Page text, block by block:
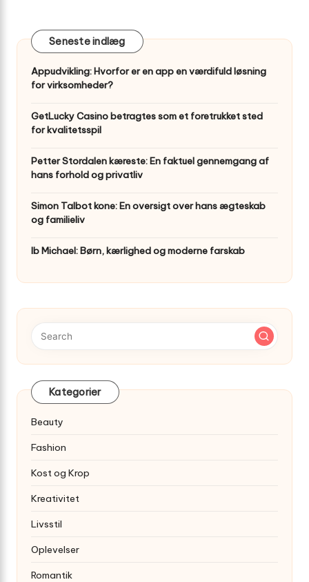
Seneste indlæg
Appudvikling: Hvorfor er en app en værdifuld løsning
for virksomheder?
GetLucky Casino betragtes som et foretrukket sted
for kvalitetsspil
Petter Stordalen kæreste: En faktuel gennemgang af
hans forhold og privatliv
Simon Talbot kone: En oversigt over hans ægteskab
og familieliv
Ib Michael: Børn, kærlighed og moderne farskab
Kategorier
Beauty
Fashion
Kost og Krop
Kreativitet
Livsstil
Oplevelser
Romantik